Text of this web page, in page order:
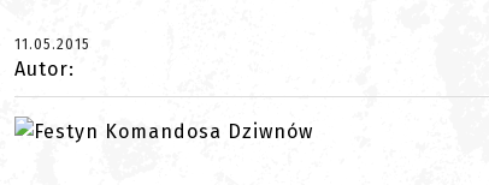
11.05.2015
Autor: